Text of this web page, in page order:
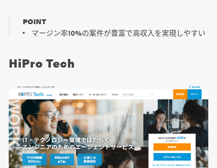
POINT
マージン率10%の案件が豊富で高収入を実現しやすい
HiPro Tech